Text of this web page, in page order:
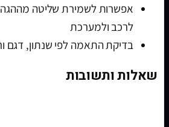
אפשרות לשמירת שליטה
לרכב ולמערכת
בדיקת התאמה לפי שנתון, דגם
שאלות ותשובות